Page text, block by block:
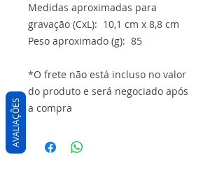
Medidas aproximadas para
gravação (CxL): 10,1 cm x 8,8 cm
Peso aproximado (g): 85
*O frete não está incluso no valor
do produto e será negociado após
a compra
AVALIAÇÕES